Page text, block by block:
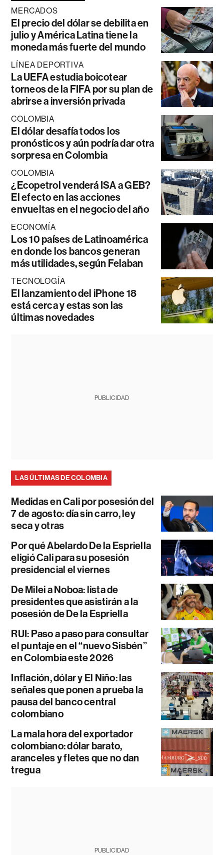
MERCADOS
El precio del dólar se debilita en
julio y América Latina tiene la
moneda más fuerte del mundo
LÍNEA DEPORTIVA
La UEFA estudia boicotear
torneos de la FIFA por su plan de
abrirse a inversión privada
COLOMBIA
El dólar desafía todos los
pronósticos y aún podría dar otra
sorpresa en Colombia
COLOMBIA
¿Ecopetrol venderá ISA a GEB?
El efecto en las acciones
envueltas en el negocio del año
ECONOMÍA
Los 10 países de Latinoamérica
en donde los bancos generan
más utilidades, según Felaban
TECNOLOGÍA
El lanzamiento del iPhone 18
está cerca y estas son las
últimas novedades
PUBLICIDAD
LAS ÚLTIMAS DE COLOMBIA
Medidas en Cali por posesión del
7 de agosto: día sin carro, ley
seca y otras
Por qué Abelardo De la Espriella
eligió Cali para su posesión
presidencial el viernes
De Milei a Noboa: lista de
presidentes que asistirán a la
posesión de De la Espriella
RUI: Paso a paso para consultar
el puntaje en el “nuevo Sisbén”
en Colombia este 2026
Inflación, dólar y El Niño: las
señales que ponen a prueba la
pausa del banco central
colombiano
La mala hora del exportador
colombiano: dólar barato,
aranceles y fletes que no dan
tregua
PUBLICIDAD